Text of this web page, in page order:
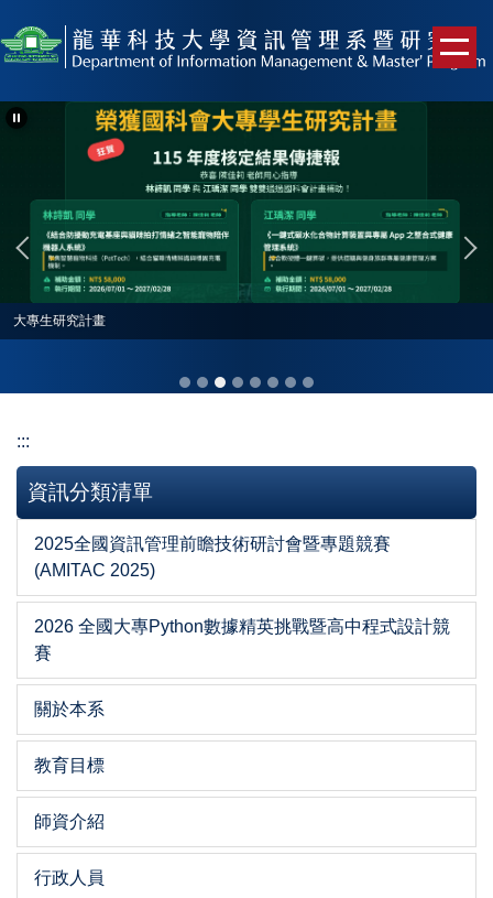
到
內
大專生研究計畫
:::
資訊分類清單
2025全國資訊管理前瞻技術研討會暨專題競賽
(AMITAC 2025)
2026 全國大專Python數據精英挑戰暨高中程式設計競
賽
關於本系
教育目標
師資介紹
行政人員